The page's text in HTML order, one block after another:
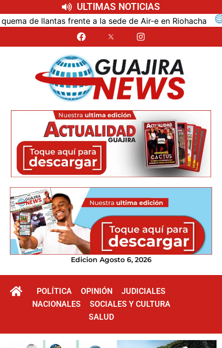
ULTIMAS NOTICIAS
frente a la sede de Air-e en Riohacha
Edicion Agosto 6, 2026
POLÍTICA OPINIÓN
JUDICIALES
NACIONALES
SOCIALES Y CULTURA
SALUD